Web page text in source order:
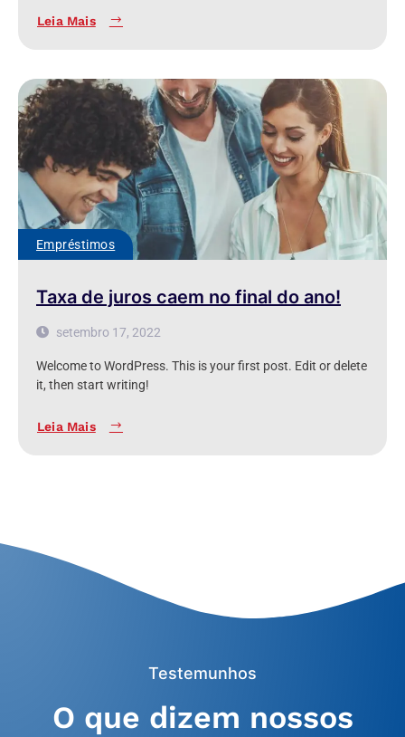
Leia Mais
Empréstimos
Taxa de juros caem no final do ano!
setembro 17, 2022
Welcome to WordPress. This is your first post. Edit or delete
it, then start writing!
Leia Mais
Testemunhos
O que dizem nossos